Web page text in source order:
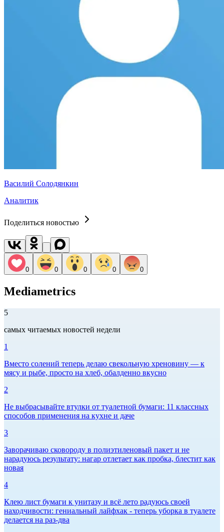
Василий Солодянкин
Аналитик
Поделиться новостью
0 0 0 0 0
Mediametrics
5
самых читаемых новостей недели
1
Вместо солений теперь делаю свекольную хреновину — к
мясу и рыбе, просто на хлеб, обалденно вкусно
2
Не выбрасывайте втулки от туалетной бумаги: 11 классных
способов применения на кухне и даче
3
Заворачиваю сковороду в полиэтиленовый пакет и не
нарадуюсь результату: нагар отлетает как пробка, блестит как
новая
4
Клею лист бумаги к унитазу и всё лето радуюсь своей
находчивости: гениальный лайфхак - теперь уборка в туалете
делается на раз-два